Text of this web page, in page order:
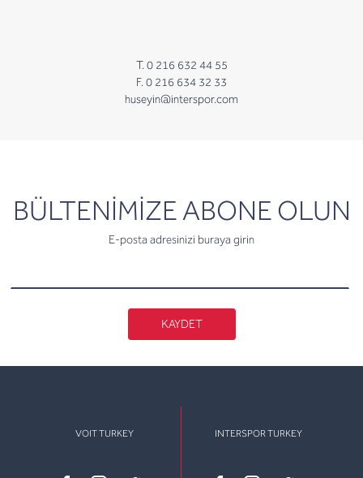
T. 0 216 632 44 55
F. 0 216 634 32 33
huseyin@interspor.com
BÜLTENİMİZE ABONE OLUN
E-posta adresinizi buraya girin
newsletter
KAYDET
VOIT TURKEY INTERSPOR TURKEY